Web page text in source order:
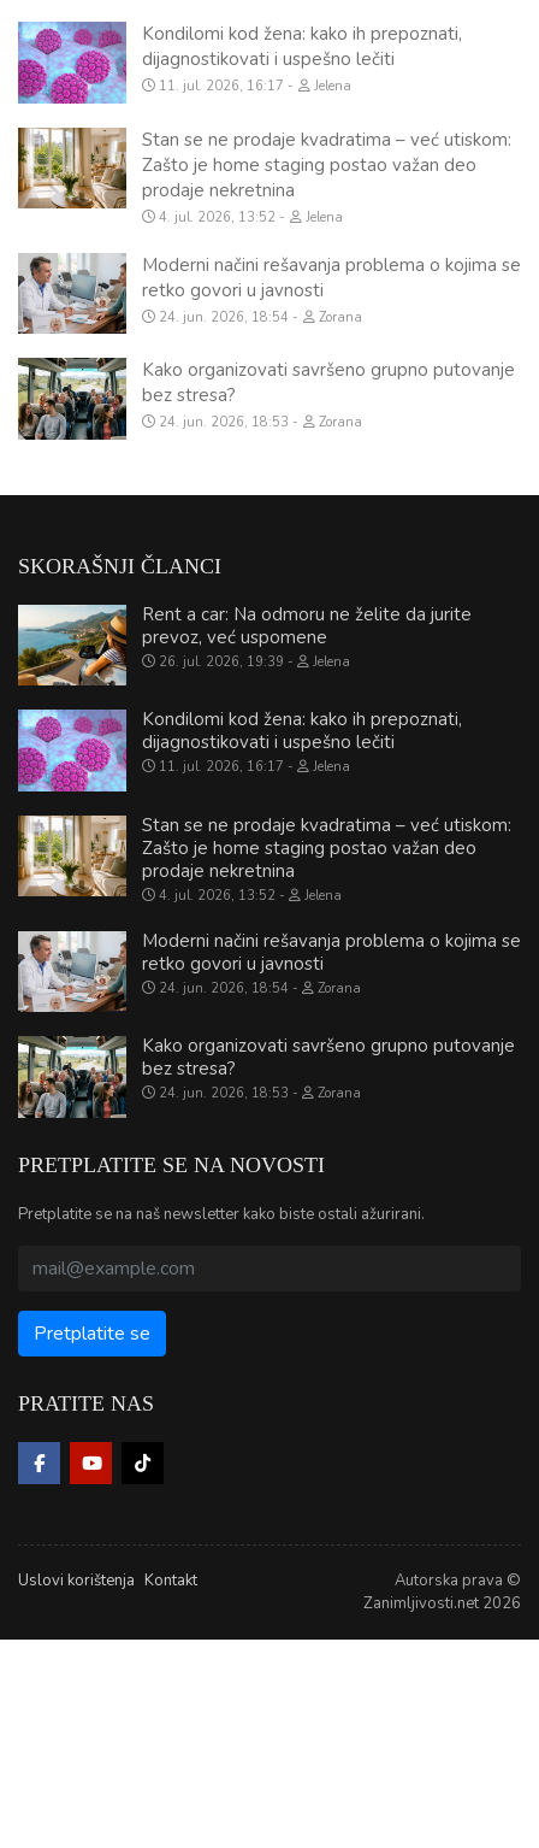
Kondilomi kod žena: kako ih prepoznati,
dijagnostikovati i uspešno lečiti
11. jul. 2026, 16:17 Jelena
Stan se ne prodaje kvadratima – već utiskom:
Zašto je home staging postao važan deo
prodaje nekretnina
4. jul. 2026, 13:52 Jelena
Moderni načini rešavanja problema o kojima se
retko govori u javnosti
24. jun. 2026, 18:54 Zorana
Kako organizovati savršeno grupno putovanje
bez stresa?
24. jun. 2026, 18:53 Zorana
SKORAŠNJI ČLANCI
Rent a car: Na odmoru ne želite da jurite
prevoz, već uspomene
26. jul. 2026, 19:39 Jelena
Kondilomi kod žena: kako ih prepoznati,
dijagnostikovati i uspešno lečiti
11. jul. 2026, 16:17 Jelena
Stan se ne prodaje kvadratima – već utiskom:
Zašto je home staging postao važan deo
prodaje nekretnina
4. jul. 2026, 13:52 Jelena
Moderni načini rešavanja problema o kojima se
retko govori u javnosti
24. jun. 2026, 18:54 Zorana
Kako organizovati savršeno grupno putovanje
bez stresa?
24. jun. 2026, 18:53 Zorana
PRETPLATITE SE NA NOVOSTI
Pretplatite se na naš newsletter kako biste ostali ažurirani.
PRATITE NAS
Uslovi korištenja Kontakt
Autorska prava ©
Zanimljivosti.net 2026